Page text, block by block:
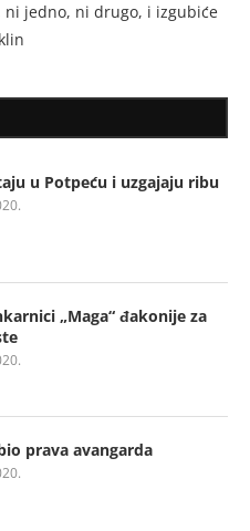
jedno, ni drugo, i izgubiće
u Potpeću i uzgajaju ribu
„Maga“ đakonije za
prava avangarda